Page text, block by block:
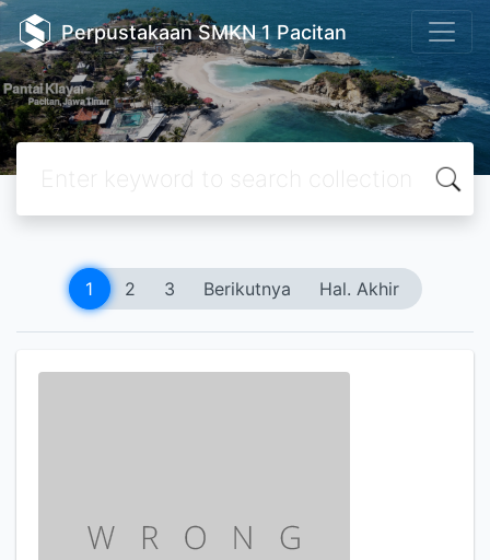
Perpustakaan SMKN 1 Pacitan
1 2 3 Berikutnya Hal. Akhir